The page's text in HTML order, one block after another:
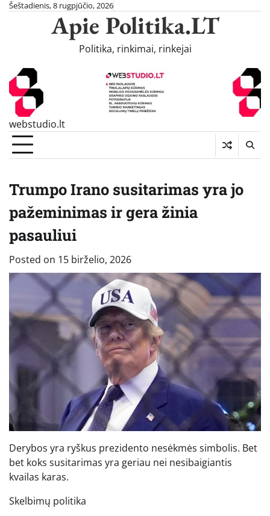
SkipŠeštadienis, 8 rugpjūčio, 2026
Apie Politika.LT
Politika, rinkimai, rinkejai
webstudio.lt
Trumpo Irano susitarimas yra jo
pažeminimas ir gera žinia
pasauliui
Posted on 15 birželio, 2026
Derybos yra ryškus prezidento nesėkmės simbolis. Bet
bet koks susitarimas yra geriau nei nesibaigiantis
kvailas karas.
Skelbimų politika